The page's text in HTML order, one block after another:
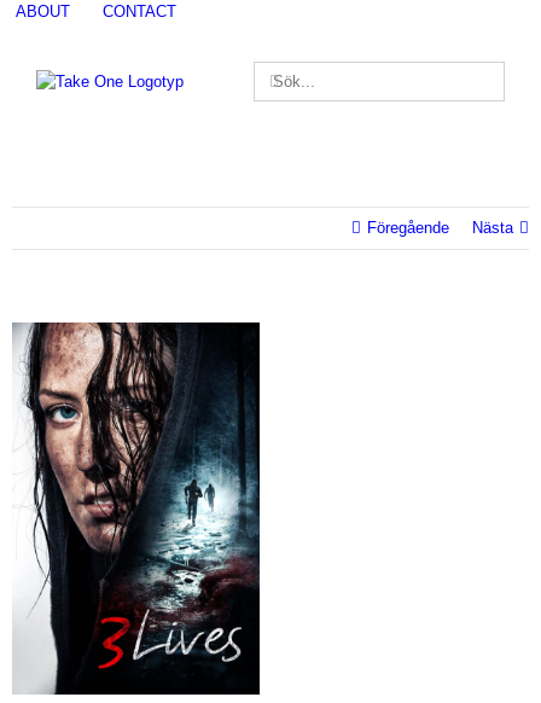
Fortsätt
ABOUT CONTACT
Sök
efter:
Sök
Föregående Nästa